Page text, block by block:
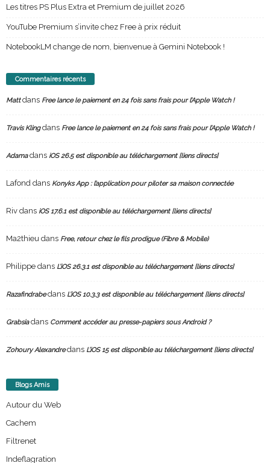
Les titres PS Plus Extra et Premium de juillet 2026
YouTube Premium s’invite chez Free à prix réduit
NotebookLM change de nom, bienvenue à Gemini Notebook !
Commentaires récents
Mattdans Free lance le paiement en 24 fois sans frais pour l’Apple Watch !
Travis Klingdans Free lance le paiement en 24 fois sans frais pour l’Apple Watch !
Adamadans iOS 26.5 est disponible au téléchargement [liens directs]
Lafond dans Konyks App : l’application pour piloter sa maison connectée
Riv dans iOS 17.6.1 est disponible au téléchargement [liens directs]
Ma2thieu dans Free, retour chez le fils prodigue (Fibre & Mobile)
Philippe dans L’iOS 26.3.1 est disponible au téléchargement [liens directs]
Razafindrabedans L’iOS 10.3.3 est disponible au téléchargement [liens directs]
Grabsiadans Comment accéder au presse-papiers sous Android ?
Zohoury Alexandredans L’iOS 15 est disponible au téléchargement [liens directs]
Blogs Amis
Autour du Web
Cachem
Filtrenet
Indeflagration